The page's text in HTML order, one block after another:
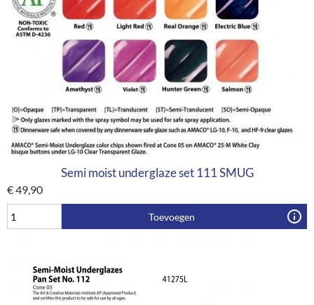
Semi moist underglaze set 111 SMUG
€49,90
Toevoegen